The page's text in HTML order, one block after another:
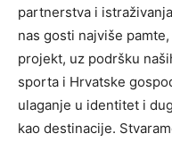
partnerstva i
nas gosti najviše
projekt, uz podršku
sporta i Hrvatske
ulaganje u identitet i
kao destinacije.